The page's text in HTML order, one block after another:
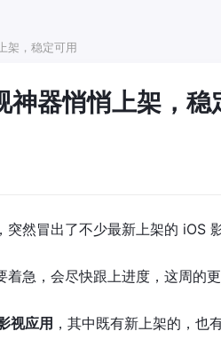
架，稳定可用
器悄悄上架，稳
突然冒出了不少最新上架的 iOS
急，会尽快跟上进度，这周的更
视应用 ，其中既有新上架的，也